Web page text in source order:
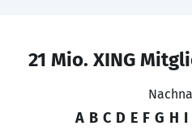
21 Mio. XING
A B C D E F G H I